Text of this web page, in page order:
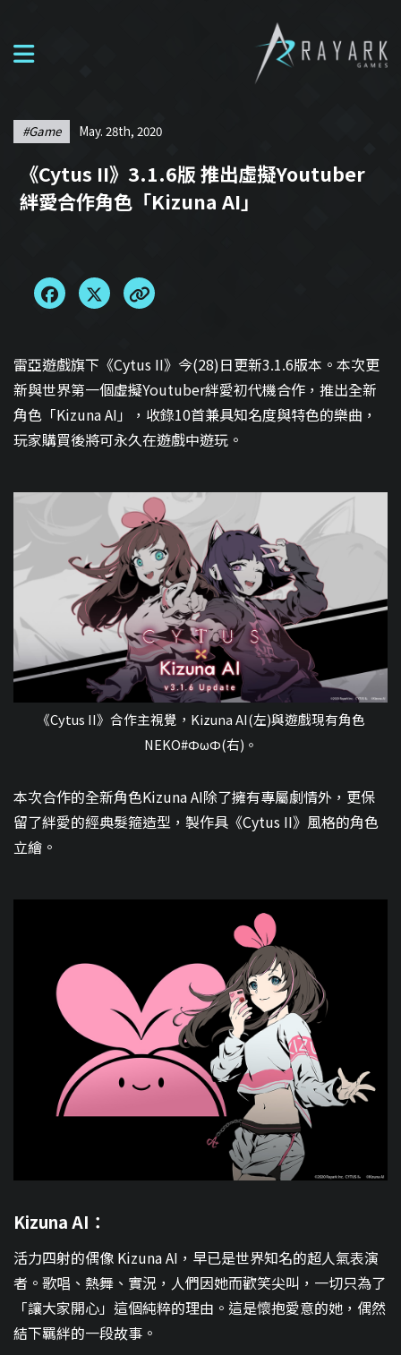
#game May. 28th, 2020
《Cytus II》3.1.6版 推出虛擬Youtuber
絆愛合作角色「Kizuna AI」
雷亞遊戲旗下《Cytus II》今(28)日更新3.1.6版本。本次更
新與世界第一個虛擬Youtuber絆愛初代機合作，推出全新
角色「Kizuna AI」，收錄10首兼具知名度與特色的樂曲，
玩家購買後將可永久在遊戲中遊玩。
《Cytus II》合作主視覺，Kizuna AI(左)與遊戲現有角色
NEKO#ΦωΦ(右)。
本次合作的全新角色Kizuna AI除了擁有專屬劇情外，更保
留了絆愛的經典髮箍造型，製作具《Cytus II》風格的角色
立繪。
Kizuna AI：
活力四射的偶像 Kizuna AI，早已是世界知名的超人氣表演
者。歌唱、熱舞、實況，人們因她而歡笑尖叫，一切只為了
「讓大家開心」這個純粹的理由。這是懷抱愛意的她，偶然
結下羈絆的一段故事。